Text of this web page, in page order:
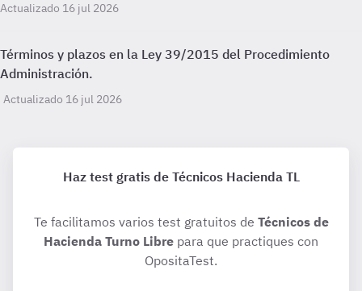
Actualizado 16 jul 2026
Términos y plazos en la Ley 39/2015 del Procedimiento
Administración.
Actualizado 16 jul 2026
Haz test gratis de Técnicos Hacienda TL
Te facilitamos varios test gratuitos de Técnicos de
Hacienda Turno Libre para que practiques con
OpositaTest.